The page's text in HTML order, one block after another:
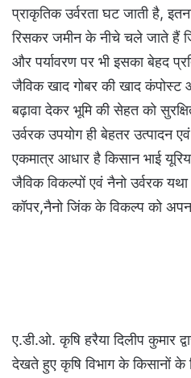
प्राकृतिक उर्वरता घट जाती है,
रिसकर जमीन के नीचे चले जाते हैं
और पर्यावरण पर भी इसका बेहद
जैविक खाद गोबर की खाद कंपोस्ट
बढ़ावा देकर भूमि की सेहत को
उर्वरक उपयोग ही बेहतर उत्पादन
एकमात्र आधार है किसान भाई
जैविक विकल्पों एवं नैनो उर्वरक यथा
कॉपर,नैनो जिंक के विकल्प को
ए.डी.ओ. कृषि हरैया दिलीप कुमार
देखते हुए कृषि विभाग के किसानों के